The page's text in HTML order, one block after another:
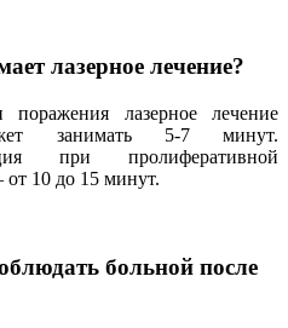
лазерное лечение?
лазерное лечение
занимать 5-7 минут.
при пролиферативной
от 10 до 15 минут.
больной после